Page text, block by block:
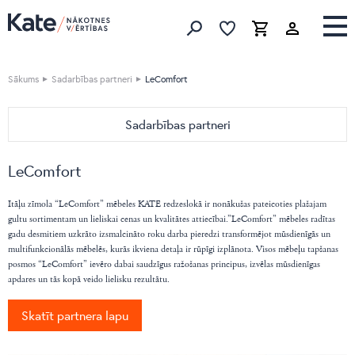
Meklēt produktus
IzlaseGrozs Izlase
Sākums Sadarbības partneri LeComfort
Sadarbības partneri
BoConcept
Natuzzi Editions
LeComfort
Sangiacomo
Dorelan
Infiniti
Softline
Cane Line
LeComfort
Itāļu zīmola “LeComfort” mēbeles KATE redzeslokā ir nonākušas pateicoties plašajam
gultu sortimentam un lieliskai cenas un kvalitātes attiecībai.”LeComfort” mēbeles radītas
gadu desmitiem uzkrāto izsmalcināto roku darba pieredzi transformējot mūsdienīgās un
multifunkcionālās mēbelēs, kurās ikviena detaļa ir rūpīgi izplānota. Visos mēbeļu tapšanas
posmos “LeComfort” ievēro dabai saudzīgus ražošanas principus, izvēlas mūsdienīgas
apdares un tās kopā veido lielisku rezultātu.
Skatīt partnera lapu